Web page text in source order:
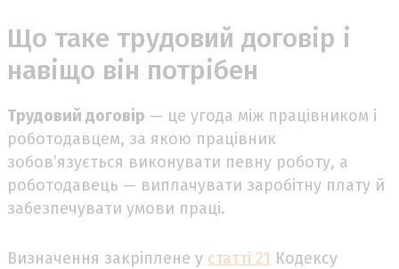
Що таке трудовий договір і
навіщо він потрібен
Трудовий договір — це угода між працівником і
роботодавцем, за якою працівник
зобов’язується виконувати певну роботу, а
роботодавець — виплачувати заробітну плату й
забезпечувати умови праці.
Визначення закріплене у статті 21 Кодексу